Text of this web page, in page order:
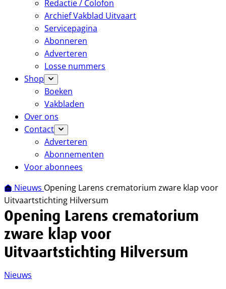
Redactie / Colofon
Archief Vakblad Uitvaart
Servicepagina
Abonneren
Adverteren
Losse nummers
Shop
Boeken
Vakbladen
Over ons
Contact
Adverteren
Abonnementen
Voor abonnees
Nieuws Opening Larens crematorium zware klap voor
Uitvaartstichting Hilversum
Opening Larens crematorium
zware klap voor
Uitvaartstichting Hilversum
Nieuws